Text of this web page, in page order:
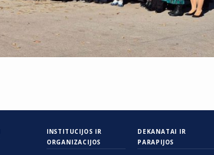
INSTITUCIJOS IR
ORGANIZACIJOS
DEKANATAI IR
PARAPIJOS